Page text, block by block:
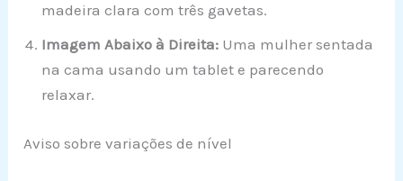
madeira clara com três gavetas.
Imagem Abaixo à Direita: Uma mulher sentada
na cama usando um tablet e parecendo
relaxar.
Aviso sobre variações de nível